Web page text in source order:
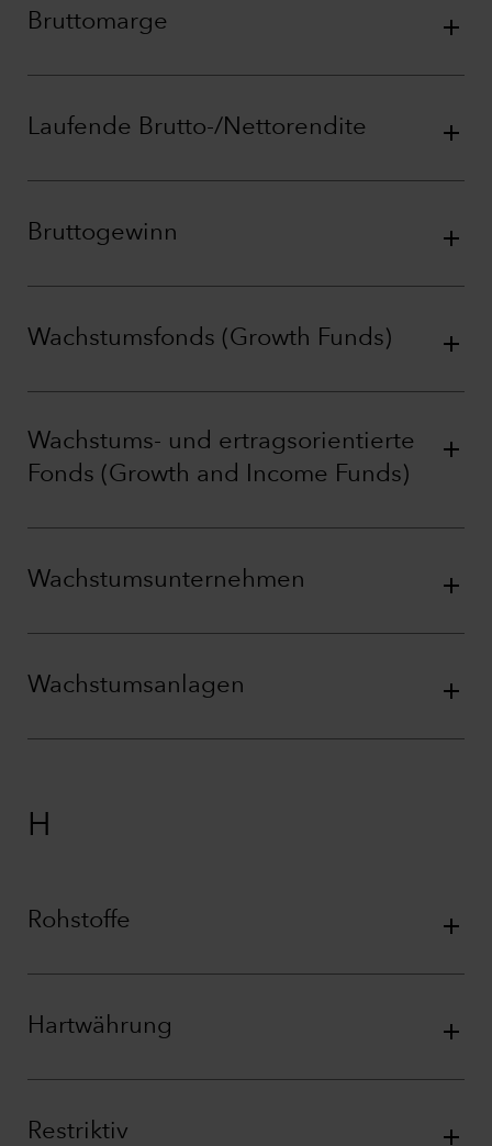
Bruttomarge
Laufende Brutto-/Nettorendite
Bruttogewinn
Wachstumsfonds (Growth Funds)
Wachstums- und ertragsorientierte
Fonds (Growth and Income Funds)
Wachstumsunternehmen
Wachstumsanlagen
H
Rohstoffe
Hartwährung
Restriktiv